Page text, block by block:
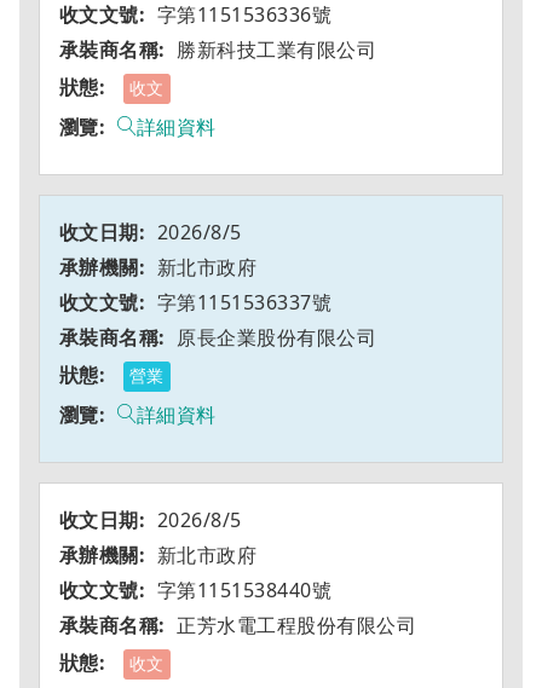
字第1151536336號
勝新科技工業有限公司
收文
詳細資料
2026/8/5
新北市政府
字第1151536337號
原長企業股份有限公司
營業
詳細資料
2026/8/5
新北市政府
字第1151538440號
正芳水電工程股份有限公司
收文